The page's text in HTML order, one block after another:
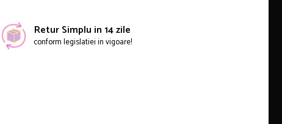
Retur Simplu in 14 zile
conform legislatiei in vigoare!